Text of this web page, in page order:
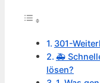
301-
🚑
lösen?